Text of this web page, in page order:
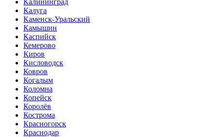
Калуга
Каменск-Уральский
Камышин
Каспийск
Кемерово
Киров
Кисловодск
Ковров
Когалым
Коломна
Копейск
Королёв
Кострома
Красногорск
Краснодар